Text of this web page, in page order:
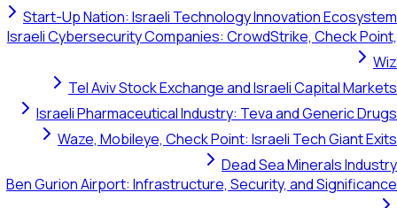
Start-Up Nation: Israeli Technology Innovation Ecosystem
Israeli Cybersecurity Companies: CrowdStrike, Check Point,
Wiz
Tel Aviv Stock Exchange and Israeli Capital Markets
Israeli Pharmaceutical Industry: Teva and Generic Drugs
Waze, Mobileye, Check Point: Israeli Tech Giant Exits
Dead Sea Minerals Industry
Ben Gurion Airport: Infrastructure, Security, and Significance